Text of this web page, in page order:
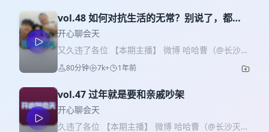
vol.48 如何对抗生活的无常？别说了，都听
卢超的
开心聊会天
又久违了各位 【本期主播】 微博 哈哈曹（@长沙灭
霸） 卢超（@卢超阿） 陈火腿（@陈火腿_) 憨豆
80分钟 7k+ 1年前
vol.47 过年就是要和亲戚吵架
开心聊会天
久违了各位 【本期主播】 微博 哈哈曹（@长沙灭